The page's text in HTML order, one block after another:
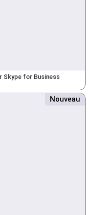
Skype for Business
Nouveau